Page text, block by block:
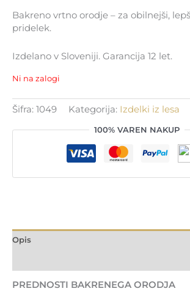
Bakreno vrtno orodje – za obilnejši,
pridelek.
Izdelano v Sloveniji. Garancija 12 let.
Ni na zalogi
Šifra: 1049 Kategorija: Izdelki iz lesa
100% VAREN NAKUP
Opis
PREDNOSTI BAKRENEGA ORODJA